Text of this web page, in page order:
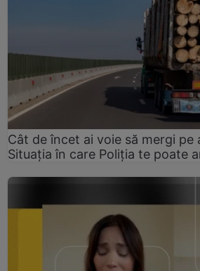
Cât de încet ai voie să mergi pe
Situația în care Poliția te poate